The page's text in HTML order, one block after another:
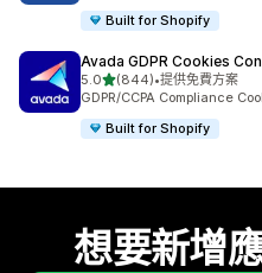
Built for Shopify
Avada GDPR Cookies
5.0滿分 5 顆星
(844)
共有 844 則評價
•提供免費方案
GDPR/CCPA Compliance
Built for Shopify
想要新增